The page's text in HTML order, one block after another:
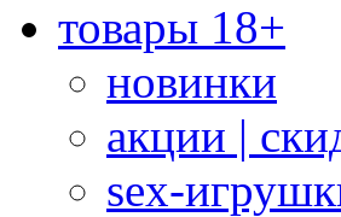
товары 18+
новинки
акции |
sex-